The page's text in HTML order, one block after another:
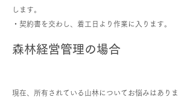
します。
・契約書を交わし、着工日より作業に入ります。
森林経営管理の場合
現在、所有されている山林についてお悩みはありま